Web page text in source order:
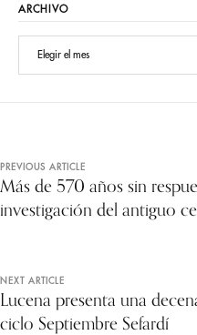
ARCHIVO
PREVIOUS ARTICLE
Más de 570 años sin
investigación del antiguo
NEXT ARTICLE
Lucena presenta una
ciclo Septiembre Sefardí